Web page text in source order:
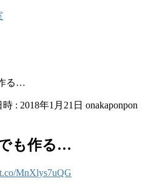
る…
時 : 2018年1月21日 onakaponpon
も作る…
MnXlys7uQG